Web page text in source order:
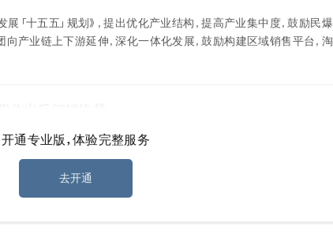
「十五五」规划》，提出优化产业结构，提高产业集中度，鼓励民爆
产业链上下游延伸，深化一体化发展，鼓励构建区域销售平台，淘
对原产于中国的丙烯酸丁酯作出反倾销肯定性终裁，建议韩国企划
销税，泰兴市昇科化工有限公司及其关联企业税率为 11.42%、上海
为 8.32%、平湖石化有限责任公司及其关联企业税率为 19.17%、
，涉案产品韩国税号为 2916.12.3000。
开通专业版，体验完整服务
去开通